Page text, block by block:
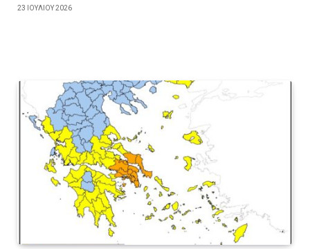
23 ΙΟΥΛΊΟΥ 2026